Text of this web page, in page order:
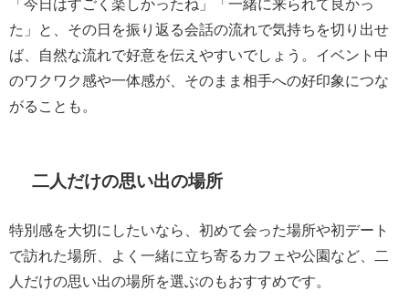
「今日はすごく楽しかったね」「一緒に来られて良かっ
た」と、その日を振り返る会話の流れで気持ちを切り出せ
ば、自然な流れで好意を伝えやすいでしょう。イベント中
のワクワク感や一体感が、そのまま相手への好印象につな
がることも。
二人だけの思い出の場所
特別感を大切にしたいなら、初めて会った場所や初デート
で訪れた場所、よく一緒に立ち寄るカフェや公園など、二
人だけの思い出の場所を選ぶのもおすすめです。